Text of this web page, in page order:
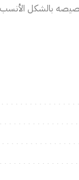
بالشكل